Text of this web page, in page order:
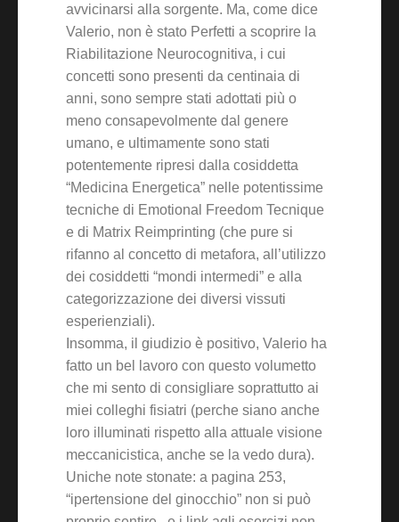
avvicinarsi alla sorgente. Ma, come dice
Valerio, non è stato Perfetti a scoprire la
Riabilitazione Neurocognitiva, i cui
concetti sono presenti da centinaia di
anni, sono sempre stati adottati più o
meno consapevolmente dal genere
umano, e ultimamente sono stati
potentemente ripresi dalla cosiddetta
“Medicina Energetica” nelle potentissime
tecniche di Emotional Freedom Tecnique
e di Matrix Reimprinting (che pure si
rifanno al concetto di metafora, all’utilizzo
dei cosiddetti “mondi intermedi” e alla
categorizzazione dei diversi vissuti
esperienziali).
Insomma, il giudizio è positivo, Valerio ha
fatto un bel lavoro con questo volumetto
che mi sento di consigliare soprattutto ai
miei colleghi fisiatri (perche siano anche
loro illuminati rispetto alla attuale visione
meccanicistica, anche se la vedo dura).
Uniche note stonate: a pagina 253,
“ipertensione del ginocchio” non si può